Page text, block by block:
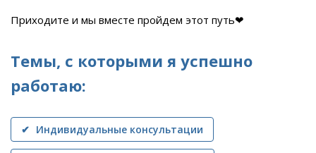
Приходите и мы вместе пройдем этот путь❤
Темы, с которыми я успешно
работаю:
✔ Индивидуальные консультации